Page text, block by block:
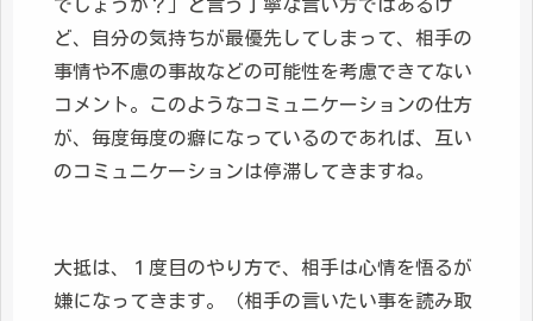
でしょうか？」と言う丁寧な言い方ではあるけ
ど、自分の気持ちが最優先してしまって、相手の
事情や不慮の事故などの可能性を考慮できてない
コメント。このようなコミュニケーションの仕方
が、毎度毎度の癖になっているのであれば、互い
のコミュニケーションは停滞してきますね。
大抵は、１度目のやり方で、相手は心情を悟るが
嫌になってきます。（相手の言いたい事を読み取